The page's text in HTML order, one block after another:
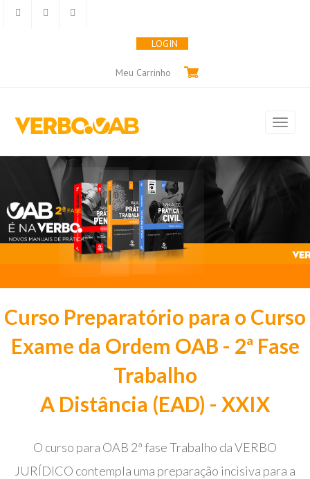
LOGIN
Meu Carrinho
Curso Preparatório para o Curso
Exame da Ordem OAB - 2ª Fase
Trabalho
A Distância (EAD) - XXIX
O curso para OAB 2ª fase Trabalho da VERBO
JURÍDICO contempla uma preparação incisiva para a